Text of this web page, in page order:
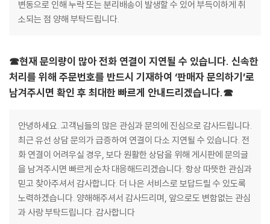
변동으로 인해 누락 또는 분리배송이 발생할 수 있어 부득이하게 취
소되는 점 양해 부탁드립니다.
☎현재 문의량이 많아 전화 연결이 지연될 수 있습니다. 신속한
처리를 위해 주문번호를 반드시 기재하여 ‘판매자 문의하기’로
남겨주시면 확인 후 최대한 빠르게 안내드리겠습니다.☎
안녕하세요. 고객님들의 많은 관심과 문의에 진심으로 감사드립니다.
최근 유선 상담 문의가 급증하여 연결이 다소 지연될 수 있습니다. 전
화 연결이 어려우실 경우, 보다 원활한 상담을 위해 게시판에 문의글
을 남겨주시면 빠르게 순차 대응해드리겠습니다. 항상 따뜻한 관심과
믿고 찾아주셔서 감사합니다. 더 나은 서비스로 보답드릴 수 있도록
노력하겠습니다. 양해해주셔서 감사드리며, 앞으로도 변함없는 관심
과 사랑 부탁드립니다. 감사합니다